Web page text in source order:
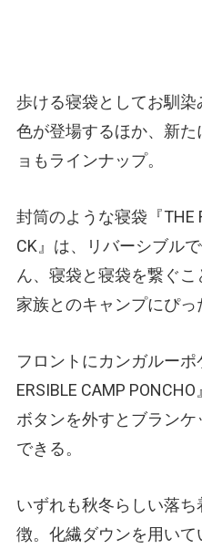
歩ける寝袋としてお馴染
色が登場するほか、新
ョもラインナップ。
封筒のような寝袋『THE
CK』は、リバーシブル
ん、寝袋と寝袋を繋ぐ
家族とのキャンプにぴっ
フロントにカンガルーポ
ERSIBLE CAMP
ボタンを外すとブラン
できる。
いずれも秋冬らしい落
徴。化繊ダウンを用い